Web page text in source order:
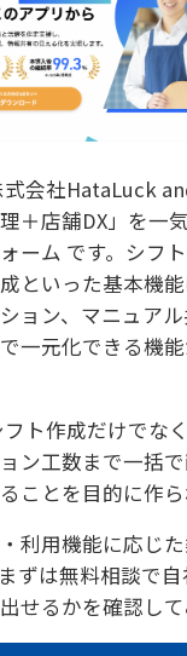
式会社HataLuck
＋店舗DX」を一
ーム です。シフ
といった基本機
ョン、マニュアル
一元化できる機
ト作成だけでな
ン工数まで一括
ことを目的に作ら
利用機能に応じ
ずは無料相談で
せるかを確認して